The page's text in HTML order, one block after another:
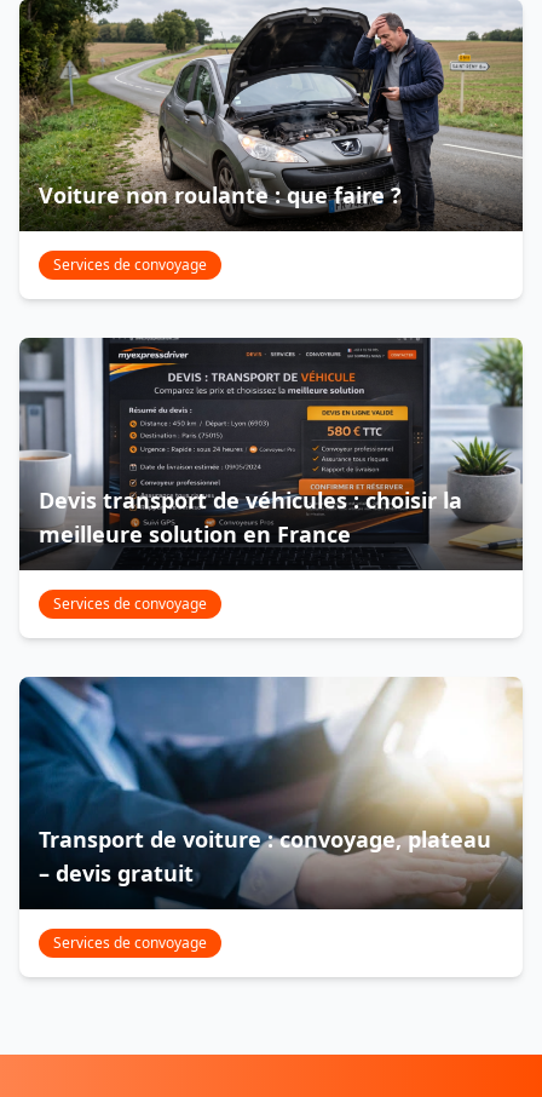
Voiture non roulante : que faire ?
Services de convoyage
Devis transport de véhicules : choisir la
meilleure solution en France
Services de convoyage
Transport de voiture : convoyage, plateau
– devis gratuit
Services de convoyage